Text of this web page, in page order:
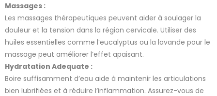
Massages :
Les massages thérapeutiques peuvent aider à soulager la
douleur et la tension dans la région cervicale. Utiliser des
huiles essentielles comme l’eucalyptus ou la lavande pour le
massage peut améliorer l’effet apaisant.
Hydratation Adequate :
Boire suffisamment d’eau aide à maintenir les articulations
bien lubrifiées et à réduire l’inflammation. Assurez-vous de
23 avis